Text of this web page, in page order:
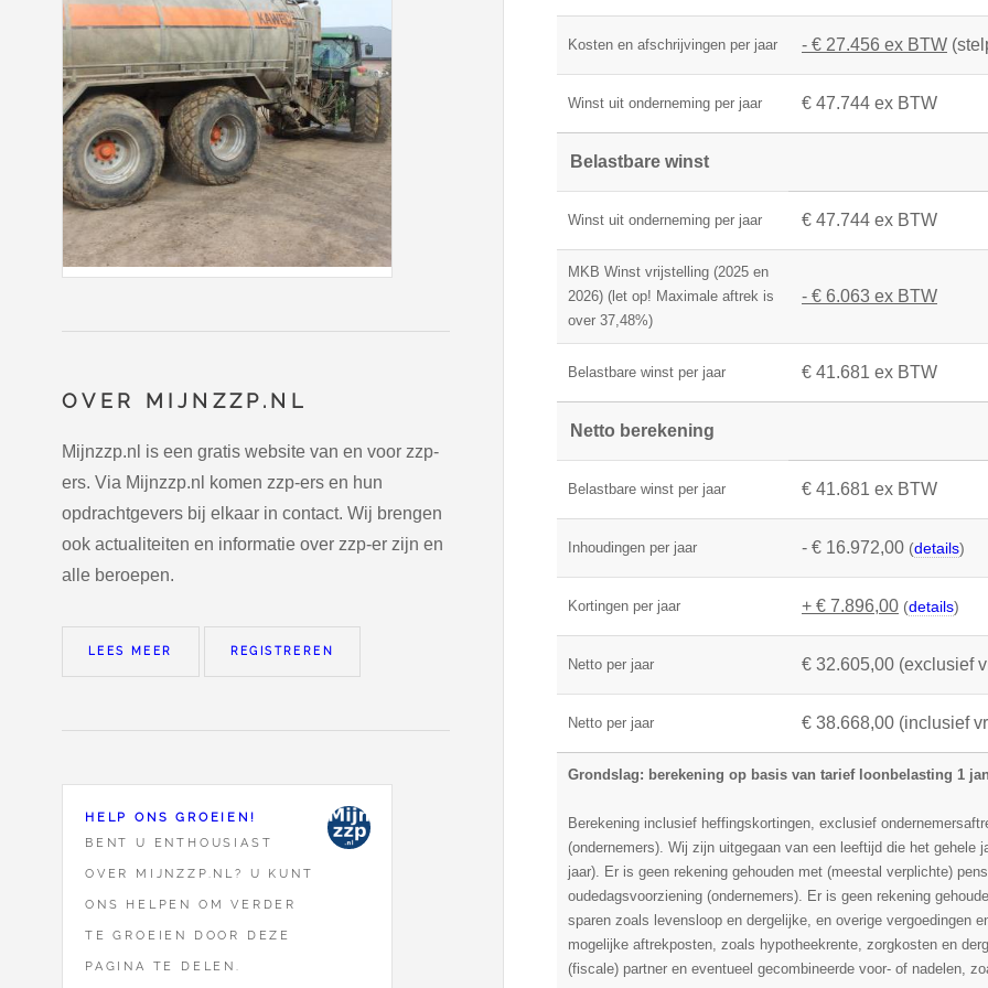
OVER MIJNZZP.NL
Mijnzzp.nl is een gratis website van en voor zzp-
ers. Via Mijnzzp.nl komen zzp-ers en hun
opdrachtgevers bij elkaar in contact. Wij brengen
ook actualiteiten en informatie over zzp-er zijn en
alle beroepen.
LEES MEER REGISTREREN
HELP ONS GROEIEN!
BENT U ENTHOUSIAST
OVER MIJNZZP.NL? U KUNT
ONS HELPEN OM VERDER
TE GROEIEN DOOR DEZE
PAGINA TE DELEN.
Kosten en afschrijvingen per jaar - € 27.456 ex BTW
Winst uit onderneming per jaar € 47.744 ex BTW
Belastbare winst
Winst uit onderneming per jaar € 47.744 ex BTW
MKB Winst vrijstelling (2025 en
2026) (let op! Maximale aftrek is
over 37,48%)
- € 6.063 ex BTW
Belastbare winst per jaar € 41.681 ex BTW
Netto berekening
Belastbare winst per jaar € 41.681 ex BTW
Inhoudingen per jaar - € 16.972,00 (details)
Kortingen per jaar + € 7.896,00 (details)
Netto per jaar € 32.605,00 (exclusief
Netto per jaar € 38.668,00 (inclusief
Grondslag: berekening op basis van tarief loonbelasting 1
Berekening inclusief heffingskortingen, exclusief
(ondernemers). Wij zijn uitgegaan van een leeftijd die het gehele
jaar). Er is geen rekening gehouden met (meestal verplichte)
oudedagsvoorziening (ondernemers). Er is geen rekening
sparen zoals levensloop en dergelijke, en overige vergoedingen
mogelijke aftrekposten, zoals hypotheekrente, zorgkosten en
(fiscale) partner en eventueel gecombineerde voor- of nadelen,